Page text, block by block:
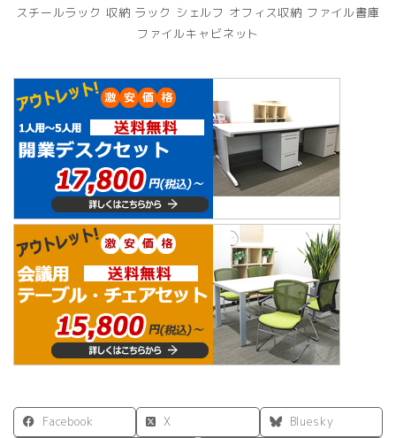
スチールラック 収納 ラック シェルフ オフィス収納 ファイル書庫
ファイルキャビネット
Facebook X
Bluesky